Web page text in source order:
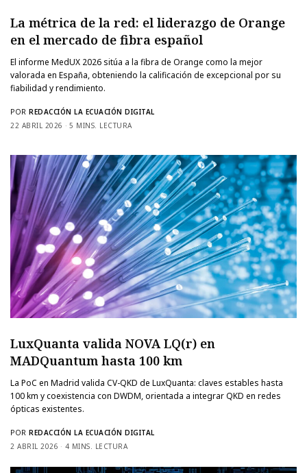
La métrica de la red: el liderazgo de Orange
en el mercado de fibra español
El informe MedUX 2026 sitúa a la fibra de Orange como la mejor
valorada en España, obteniendo la calificación de excepcional por su
fiabilidad y rendimiento.
POR REDACCIÓN LA ECUACIÓN DIGITAL
22 ABRIL 2026
5 MINS. LECTURA
LuxQuanta valida NOVA LQ(r) en
MADQuantum hasta 100 km
La PoC en Madrid valida CV-QKD de LuxQuanta: claves estables hasta
100 km y coexistencia con DWDM, orientada a integrar QKD en redes
ópticas existentes.
POR REDACCIÓN LA ECUACIÓN DIGITAL
2 ABRIL 2026
4 MINS. LECTURA